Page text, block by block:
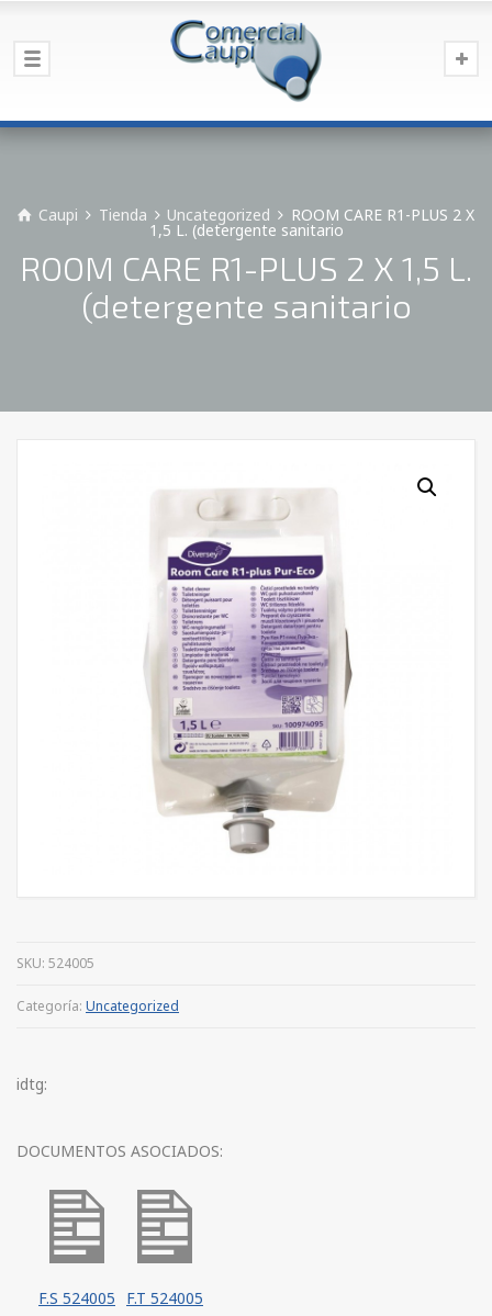
Caupi Tienda Uncategorized ROOM CARE R1-PLUS 2 X
1,5 L. (detergente sanitario
ROOM CARE R1-PLUS 2 X 1,5 L.
(detergente sanitario
SKU: 524005
Categoría: Uncategorized
idtg:
DOCUMENTOS ASOCIADOS:
F.S 524005 F.T 524005